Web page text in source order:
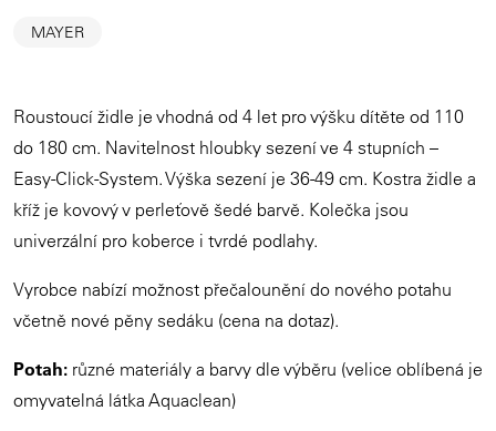
MAYER
Roustoucí židle je vhodná od 4 let pro výšku dítěte od 110
do 180 cm. Navitelnost hloubky sezení ve 4 stupních –
Easy-Click-System. Výška sezení je 36-49 cm. Kostra židle a
kříž je kovový v perleťově šedé barvě. Kolečka jsou
univerzální pro koberce i tvrdé podlahy.
Vyrobce nabízí možnost přečalounění do nového potahu
včetně nové pěny sedáku (cena na dotaz).
Potah: různé materiály a barvy dle výběru (velice oblíbená je
omyvatelná látka Aquaclean)